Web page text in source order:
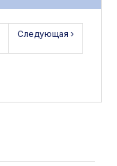
Следующая ›